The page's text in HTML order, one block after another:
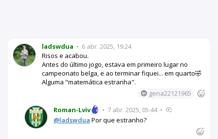
ladswdua • 6 abr. 2025, 19:24
Risos e acabou.
Antes do último jogo, estava em primeiro lugar no
campeonato belga, e ao terminar fiquei... em quarto🤣
Alguma "matemática estranha".
🙃 gena22121965
Roman-Lviv
• 7 abr. 2025, 05:44 •
@ladswdua Por que estranho?